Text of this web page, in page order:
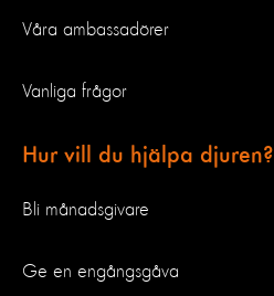
Våra ambassadörer
Vanliga frågor
Hur vill du hjälpa djuren?
Bli månadsgivare
Ge en engångsgåva